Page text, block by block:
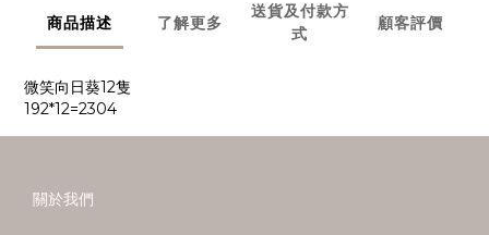
商品描述 了解更多
送貨及付款方
式
顧客評價
微笑向日葵12隻
192*12=2304
關於我們